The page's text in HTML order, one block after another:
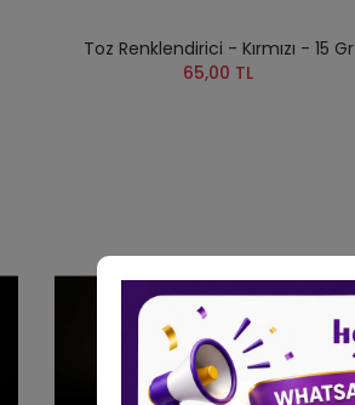
Toz Renklendirici - Kırmızı - 15 Gr
65,00 TL